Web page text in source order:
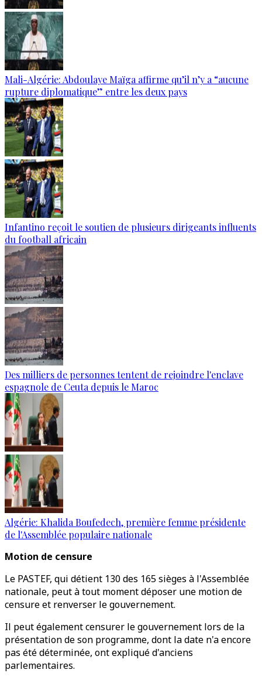
Mali-Algérie: Abdoulaye Maïga affirme qu’il n’y a “aucune
rupture diplomatique” entre les deux pays
Infantino reçoit le soutien de plusieurs dirigeants influents
du football africain
Des milliers de personnes tentent de rejoindre l'enclave
espagnole de Ceuta depuis le Maroc
Algérie: Khalida Boufedech, première femme présidente
de l'Assemblée populaire nationale
Motion de censure
Le PASTEF, qui détient 130 des 165 sièges à l'Assemblée
nationale, peut à tout moment déposer une motion de
censure et renverser le gouvernement.
Il peut également censurer le gouvernement lors de la
présentation de son programme, dont la date n'a encore
pas été déterminée, ont expliqué d'anciens
parlementaires.